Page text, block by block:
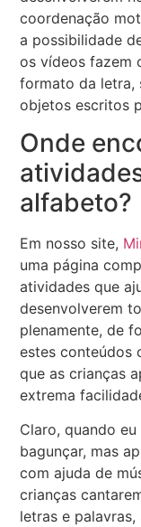
coordenação
a possibilidade
os vídeos fazem
formato da letra,
objetos escritos
Onde
alfabeto?
Em nosso site,
uma página
atividades que
desenvolverem
plenamente, de
estes conteúdos
que as crianças
extrema
Claro, quando
bagunçar, mas
com ajuda de
crianças
letras e